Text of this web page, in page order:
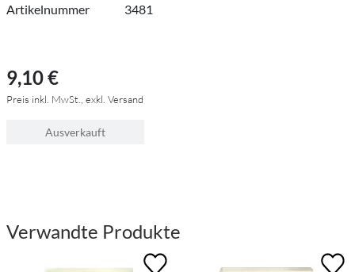
Artikelnummer 3481
9,10 €
Preis inkl. MwSt., exkl. Versand
Ausverkauft
Verwandte Produkte